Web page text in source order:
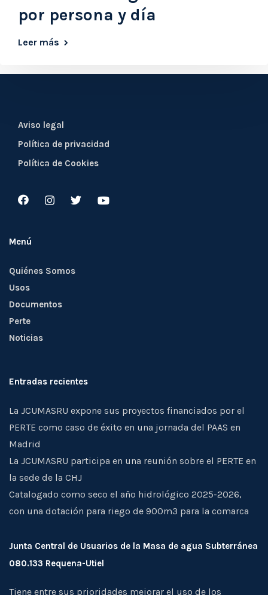
por persona y día
Leer más
Aviso legal
Política de privacidad
Política de Cookies
Menú
Quiénes Somos
Usos
Documentos
Perte
Noticias
Entradas recientes
La JCUMASRU expone sus proyectos financiados por el
PERTE como caso de éxito en una jornada del PAAS en
Madrid
La JCUMASRU participa en una reunión sobre el PERTE en
la sede de la CHJ
Catalogado como seco el año hidrológico 2025-2026,
con una dotación para riego de 900m3 para la comarca
Junta Central de Usuarios de la Masa de agua Subterránea
080.133 Requena-Utiel
Tiene entre sus prioridades mejorar el uso de los